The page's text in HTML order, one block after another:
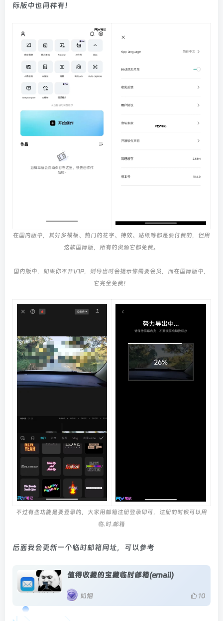
际版中也同样有！
在国内版中，其好多模板、热门的花字、特效、贴纸等都是要付费的，但用
这款国际版，所有的资源它都免费。
国内版中，如果你不开V1P，则导出时会提示你需要会员，而在国际版中，
它完全免费！
不过有些功能是要登录的，大家用邮箱注册登录即可，注册的时候可以用
临.时.邮箱
后面我会更新一个临时邮箱网址，可以参考
值得收藏的宝藏临时邮箱(email)
如烟 10